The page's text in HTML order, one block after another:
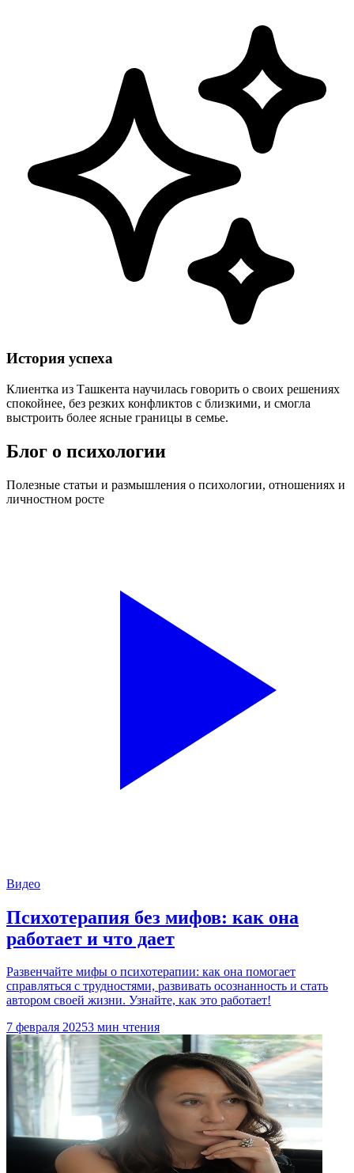
История успеха
Клиентка из Ташкента научилась говорить о своих решениях
спокойнее, без резких конфликтов с близкими, и смогла
выстроить более ясные границы в семье.
Блог о психологии
Полезные статьи и размышления о психологии, отношениях и
личностном росте
Видео
Психотерапия без мифов: как она
работает и что дает
Развенчайте мифы о психотерапии: как она помогает
справляться с трудностями, развивать осознанность и стать
автором своей жизни. Узнайте, как это работает!
7 февраля 20253 мин чтения